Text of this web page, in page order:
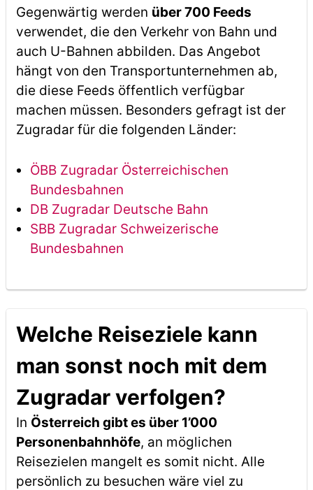
Gegenwärtig werden über 700 Feeds
verwendet, die den Verkehr von Bahn und
auch U-Bahnen abbilden. Das Angebot
hängt von den Transportunternehmen ab,
die diese Feeds öffentlich verfügbar
machen müssen. Besonders gefragt ist der
Zugradar für die folgenden Länder:
ÖBB Zugradar Österreichischen
Bundesbahnen
DB Zugradar Deutsche Bahn
SBB Zugradar Schweizerische
Bundesbahnen
Welche Reiseziele kann
man sonst noch mit dem
Zugradar verfolgen?
In Österreich gibt es über 1’000
Personenbahnhöfe, an möglichen
Reisezielen mangelt es somit nicht. Alle
persönlich zu besuchen wäre viel zu